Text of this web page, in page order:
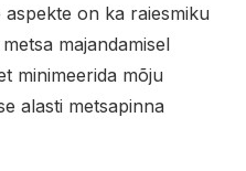
aspekte on ka raiesmiku
majandamisel
minimeerida mõju
alasti metsapinna